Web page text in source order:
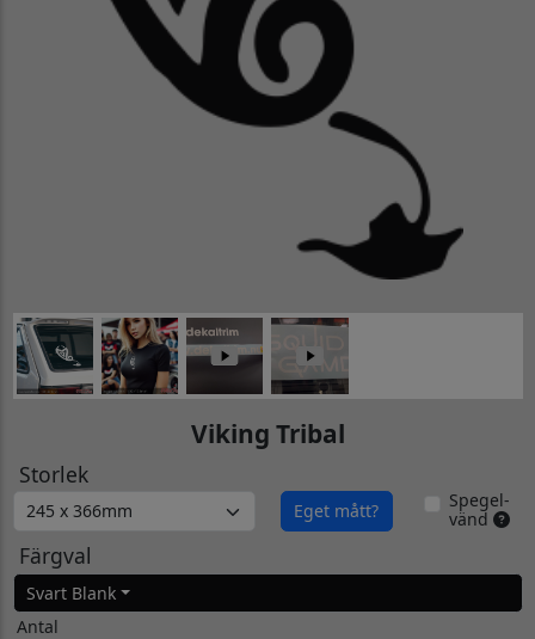
Viking Tribal
Storlek
Eget mått?
Spegel-
vänd
Färgval
Svart Blank
Antal